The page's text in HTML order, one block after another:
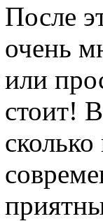
После
очень
или
стоит!